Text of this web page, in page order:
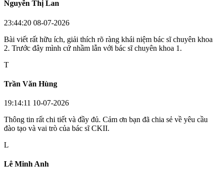
Nguyễn Thị Lan
23:44:20 08-07-2026
Bài viết rất hữu ích, giải thích rõ ràng khái niệm bác sĩ chuyên khoa
2. Trước đây mình cứ nhầm lẫn với bác sĩ chuyên khoa 1.
T
Trần Văn Hùng
19:14:11 10-07-2026
Thông tin rất chi tiết và đầy đủ. Cảm ơn bạn đã chia sẻ về yêu cầu
đào tạo và vai trò của bác sĩ CKII.
L
Lê Minh Anh